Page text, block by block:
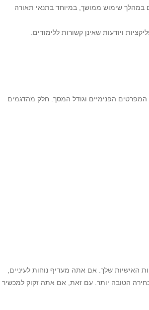
במהלך שימוש ממושך, במיוחד בתנאי תאורה
ויודעות שאינן קשורות ללימודים.
המפרטים הפנימיים וגודל המסך. חלק מהדגמים
האישיות שלך. אם אתה מעדיף נוחות לעיניים,
הטובה יותר. עם זאת, אם אתה זקוק למכשיר